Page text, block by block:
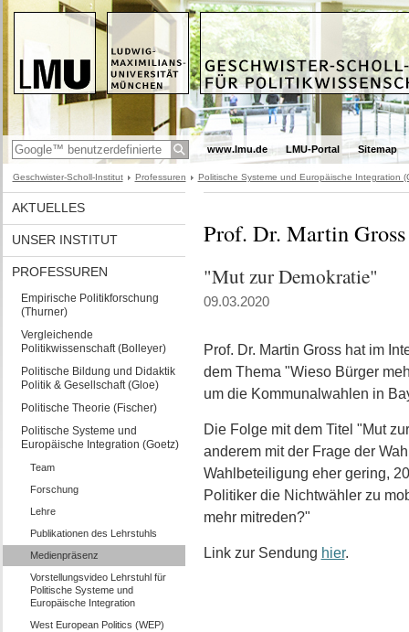
www.lmu.de LMU-Portal Sitemap
Geschwister-Scholl-Institut Professuren Politische Systeme und Europäische Integration
AKTUELLES
UNSER INSTITUT
PROFESSUREN
Empirische Politikforschung
(Thurner)
Vergleichende
Politikwissenschaft (Bolleyer)
Politische Bildung und Didaktik
Politik & Gesellschaft (Gloe)
Politische Theorie (Fischer)
Politische Systeme und
Europäische Integration (Goetz)
Team
Forschung
Lehre
Publikationen des Lehrstuhls
Medienpräsenz
Vorstellungsvideo Lehrstuhl für
Politische Systeme und
Europäische Integration
West European Politics (WEP)
Prof. Dr. Martin
"Mut zur Demokratie"
09.03.2020
Prof. Dr. Martin Gross hat im
dem Thema "Wieso Bürger
um die Kommunalwahlen in
Die Folge mit dem Titel "Mut
anderem mit der Frage der
Wahlbeteiligung eher gering,
Politiker die Nichtwähler zu
mehr mitreden?"
Link zur Sendung hier.